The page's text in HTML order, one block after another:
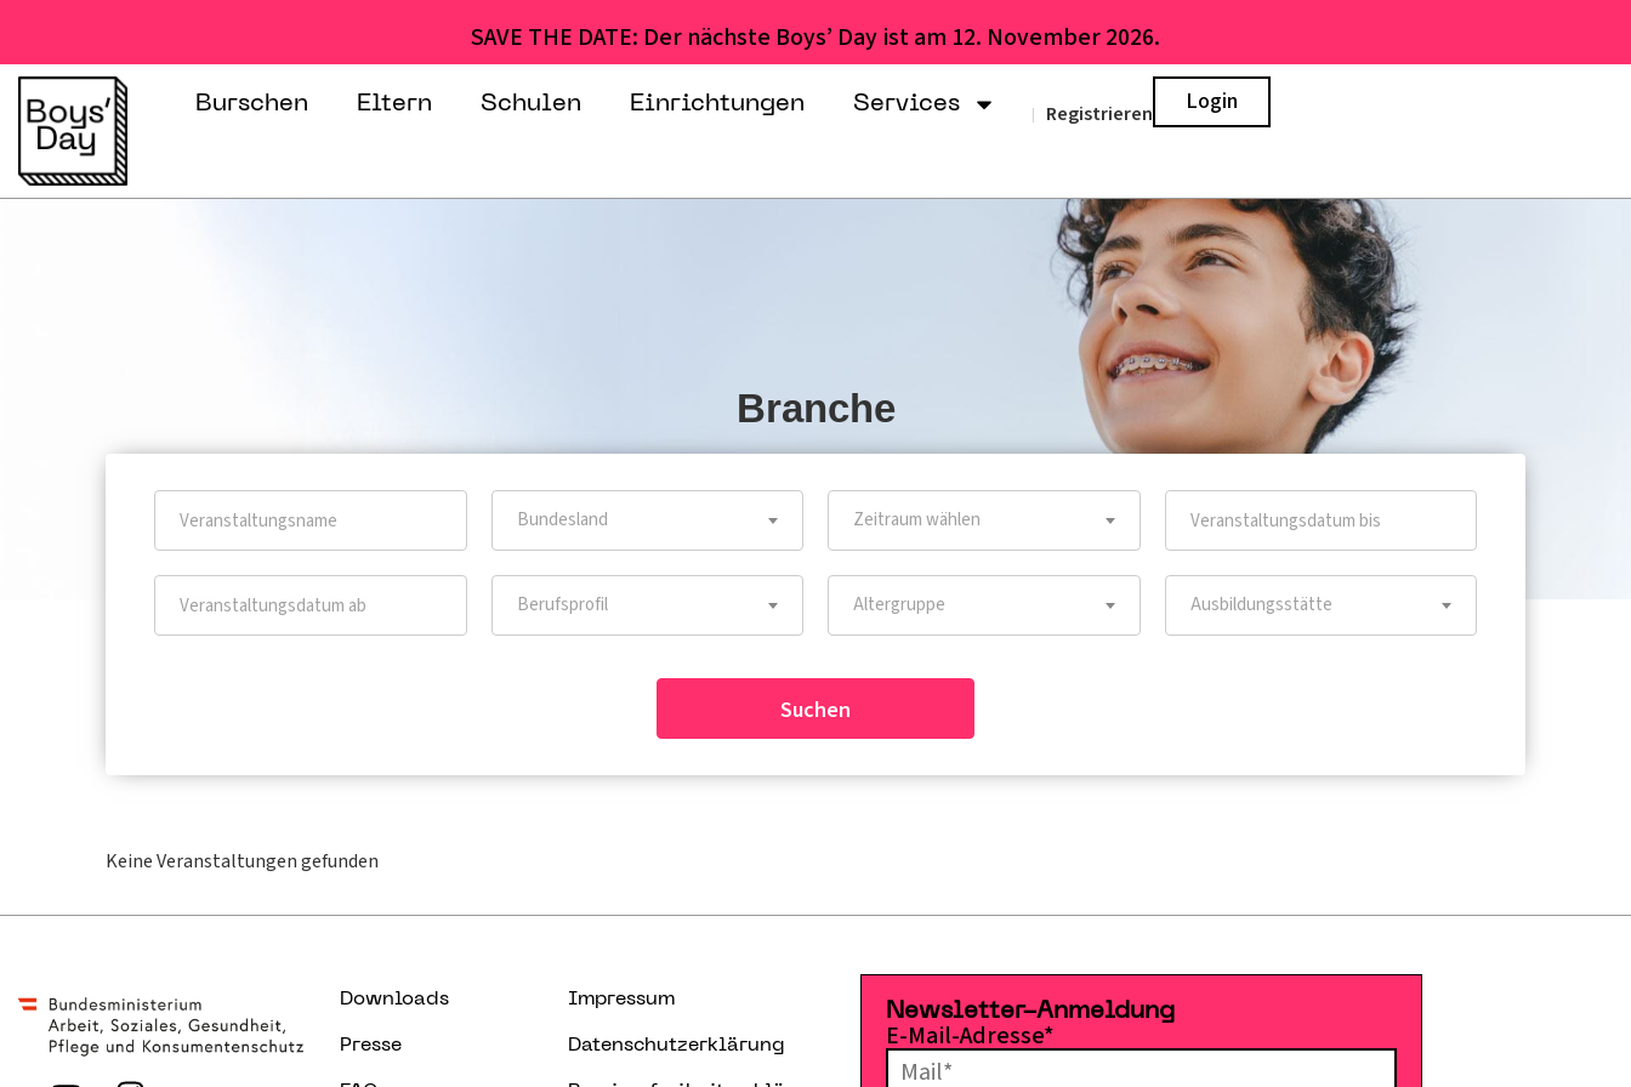
SAVE THE DATE: Der nächste Boys’ Day ist am 12. November 2026.
Burschen Eltern Schulen Einrichtungen Services | Registrieren Login
Branche
Bundesland Zeitraum wählen
Berufsprofil Altergruppe Ausbildungsstätte
Keine Veranstaltungen gefunden
Downloads
Presse
Impressum
Datenschutzerklärung
Newsletter-Anmeldung
E-Mail-Adresse*